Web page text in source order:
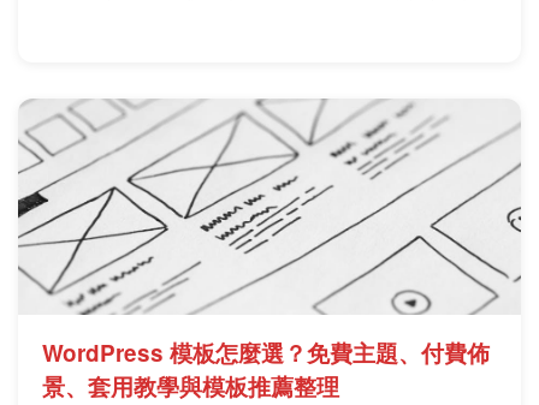
WordPress 模板怎麼選？免費主題、付費佈
景、套用教學與模板推薦整理